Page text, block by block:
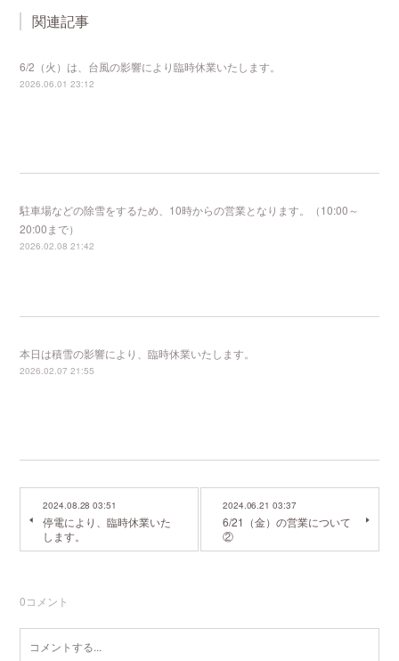
関連記事
6/2（火）は、台風の影響により臨時休業いたします。
2026.06.01 23:12
駐車場などの除雪をするため、10時からの営業となります。（10:00～
20:00まで）
2026.02.08 21:42
本日は積雪の影響により、臨時休業いたします。
2026.02.07 21:55
2024.08.28 03:51
停電により、臨時休業いた
します。
2024.06.21 03:37
6/21（金）の営業について
②
0コメント